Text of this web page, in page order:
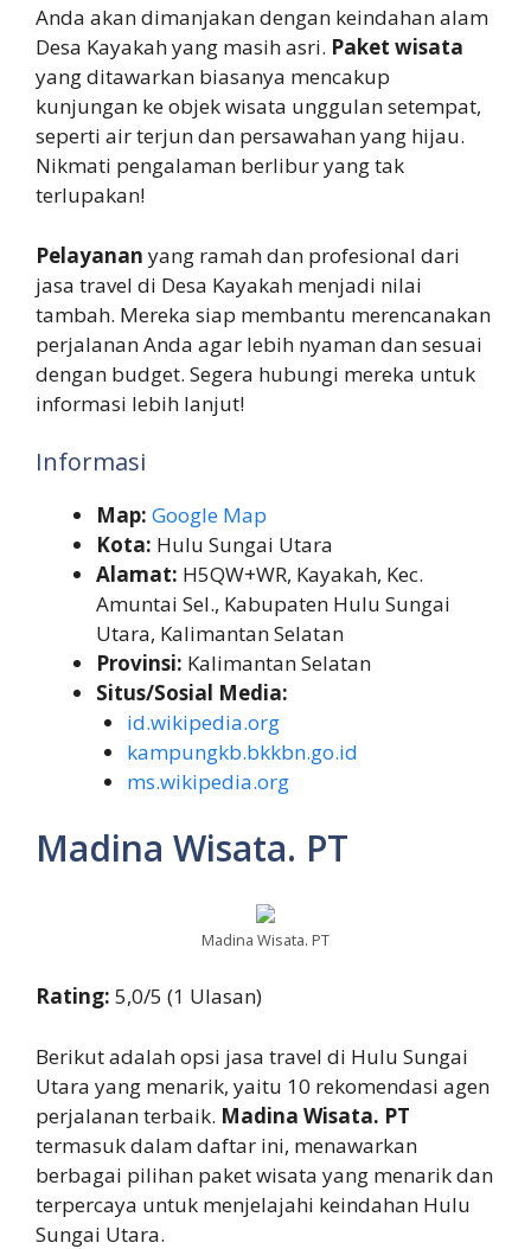
Anda akan dimanjakan dengan keindahan alam
Desa Kayakah yang masih asri. Paket wisata
yang ditawarkan biasanya mencakup
kunjungan ke objek wisata unggulan setempat,
seperti air terjun dan persawahan yang hijau.
Nikmati pengalaman berlibur yang tak
terlupakan!
Pelayanan yang ramah dan profesional dari
jasa travel di Desa Kayakah menjadi nilai
tambah. Mereka siap membantu merencanakan
perjalanan Anda agar lebih nyaman dan sesuai
dengan budget. Segera hubungi mereka untuk
informasi lebih lanjut!
Informasi
Map: Google Map
Kota: Hulu Sungai Utara
Alamat: H5QW+WR, Kayakah, Kec.
Amuntai Sel., Kabupaten Hulu Sungai
Utara, Kalimantan Selatan
Provinsi: Kalimantan Selatan
Situs/Sosial Media:
id.wikipedia.org
kampungkb.bkkbn.go.id
ms.wikipedia.org
Madina Wisata. PT
Madina Wisata. PT
Rating: 5,0/5 (1 Ulasan)
Berikut adalah opsi jasa travel di Hulu Sungai
Utara yang menarik, yaitu 10 rekomendasi agen
perjalanan terbaik. Madina Wisata. PT
termasuk dalam daftar ini, menawarkan
berbagai pilihan paket wisata yang menarik dan
terpercaya untuk menjelajahi keindahan Hulu
Sungai Utara.